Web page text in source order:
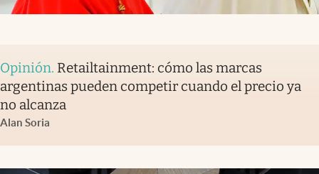
Opinión. Retailtainment: cómo las marcas
argentinas pueden competir cuando el precio ya
no alcanza
Alan Soria